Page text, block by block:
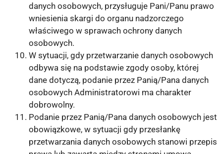
danych osobowych, przysługuje Pani/Panu prawo
wniesienia skargi do organu nadzorczego
właściwego w sprawach ochrony danych
osobowych.
W sytuacji, gdy przetwarzanie danych osobowych
odbywa się na podstawie zgody osoby, której
dane dotyczą, podanie przez Panią/Pana danych
osobowych Administratorowi ma charakter
dobrowolny.
Podanie przez Panią/Pana danych osobowych jest
obowiązkowe, w sytuacji gdy przesłankę
przetwarzania danych osobowych stanowi przepis